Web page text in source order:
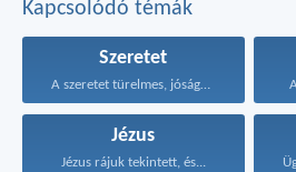
Kapcsolódó témák
Szeretet
A szeretet türelmes, jóságos...
Jézus
Jézus rájuk tekintett, és...